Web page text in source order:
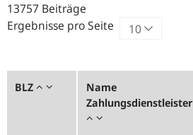
13757 Beiträge
Ergebnisse pro Seite
BLZ
Name
Zahlungsdienstleister